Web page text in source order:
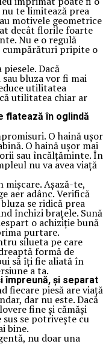
te limitează prea
motivele geometrice
decât florile foarte
Nu e o regulă
cumpărături pripite o
Dacă
bluza vor fi mai
utilitatea
utilitatea chiar ar
flatează în oglindă
O haină ușor
O haină ușor mai
sau încălțăminte. În
nu va avea viață
Așază-te,
aer adânc. Verifică
se ridică prea
închizi brațele. Sună
o achiziție bună
purtare.
silueta pe care
formă de
să îți fie aliată în
a ta.
împreună, și separat
fiecare piesă are viață
dar nu este. Dacă
fine și cămăși
sus se potrivește cu
bine.
nu doar una